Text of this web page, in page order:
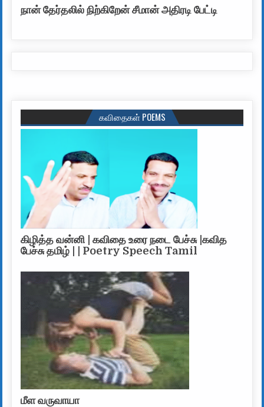
நான் தேர்தலில் நிற்கிறேன் சீமான் அதிரடி பேட்டி
கவிதைகள் POEMS
கிழித்த வன்னி | கவிதை உரை நடை பேச்சு |கவித
பேச்சு தமிழ் | | Poetry Speech Tamil
மீள வருவாயா